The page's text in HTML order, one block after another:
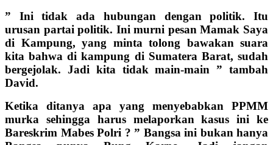
” Ini tidak ada hubungan dengan politik. Itu
urusan partai politik. Ini murni pesan Mamak Saya
di Kampung, yang minta tolong bawakan suara
kita bahwa di kampung di Sumatera Barat, sudah
bergejolak. Jadi kita tidak main-main ” tambah
David.
Ketika ditanya apa yang menyebabkan PPMM
murka sehingga harus melaporkan kasus ini ke
Bareskrim Mabes Polri ? ” Bangsa ini bukan hanya